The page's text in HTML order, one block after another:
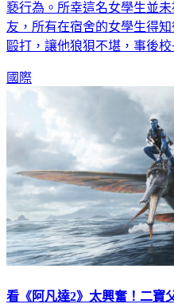
褻行為。所幸這名女學生並
友，所有在宿舍的女學生得
毆打，讓他狼狽不堪，事後
國際
看《阿凡達2》太興奮！二寶